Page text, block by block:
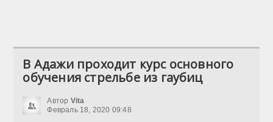
В Адажи проходит курс основного
обучения стрельбе из гаубиц
Автор Vita
Февраль 18, 2020 09:48